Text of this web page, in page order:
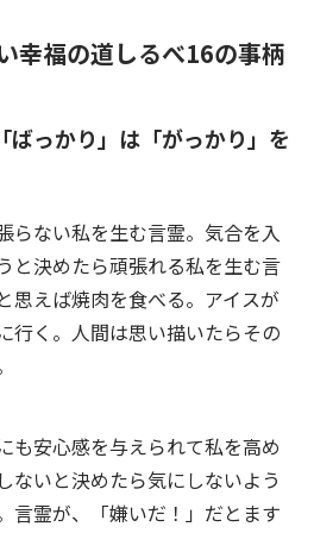
福の道しるべ16の事柄
ばっかり」は「がっかり」を
らない私を生む言霊。気合を入
と決めたら頑張れる私を生む言
思えば焼肉を食べる。アイスが
行く。人間は思い描いたらその
も安心感を与えられて私を高め
ないと決めたら気にしないよう
言霊が、「嫌いだ！」だとます